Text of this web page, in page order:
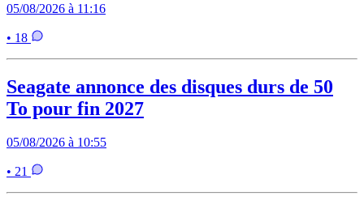
05/08/2026 à 11:16
• 18
Seagate annonce des disques durs de 50
To pour fin 2027
05/08/2026 à 10:55
• 21